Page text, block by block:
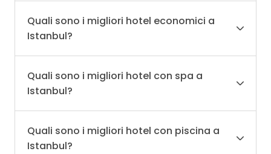
Quali sono i migliori hotel economici a
Istanbul?
Quali sono i migliori hotel con spa a
Istanbul?
Quali sono i migliori hotel con piscina a
Istanbul?